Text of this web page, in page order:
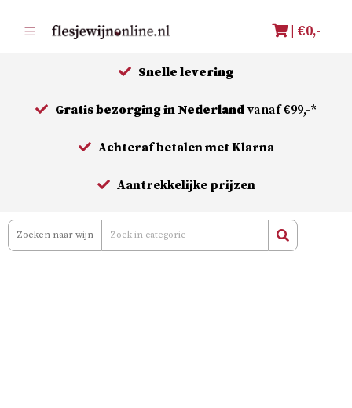
naar
de
| €0,-
Snelle levering
Gratis bezorging in Nederland vanaf €99,-*
Achteraf betalen met Klarna
Aantrekkelijke prijzen